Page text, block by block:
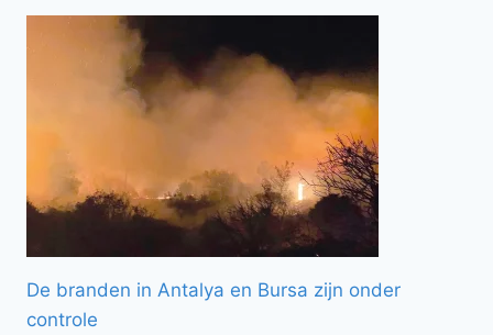
De branden in Antalya en Bursa zijn onder
controle